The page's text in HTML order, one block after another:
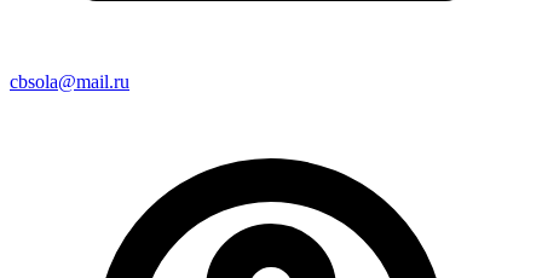
cbsola@mail.ru